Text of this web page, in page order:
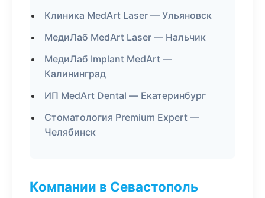
Клиника MedArt Laser — Ульяновск
МедиЛаб MedArt Laser — Нальчик
МедиЛаб Implant MedArt —
Калининград
ИП MedArt Dental — Екатеринбург
Стоматология Premium Expert —
Челябинск
Компании в Севастополь